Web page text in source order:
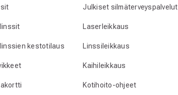
kestotilaus
Julkiset silmäterveyspalvelut
Laserleikkaus
Linssileikkaus
Kaihileikkaus
Kotihoito-ohjeet